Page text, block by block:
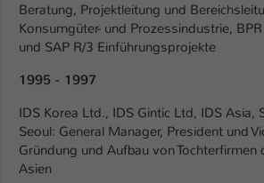
Beratung, Projektleitung und
Konsumgüter- und Prozessindustrie,
und SAP R/3 Einführungsprojekte
1995 - 1997
IDS Korea Ltd., IDS Gintic Ltd, IDS Asia,
Seoul: General Manager, President und
Gründung und Aufbau von Tochterfirmen
Asien
Anbieter TYPO3
Laufzeit 1 Woche
Zweck
eines Intranet-Logins
kann der eingeloggte